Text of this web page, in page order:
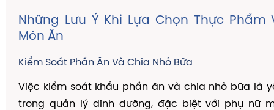
Những Lưu Ý Khi Lựa Chọn Thực Phẩm
Món Ăn
Kiểm Soát Phần Ăn Và Chia Nhỏ Bữa
Việc kiểm soát khẩu phần ăn và chia nhỏ bữa là
trong quản lý dinh dưỡng, đặc biệt với phụ nữ